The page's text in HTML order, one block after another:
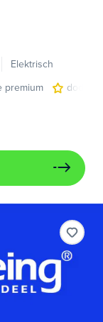
Elektrisch
premium